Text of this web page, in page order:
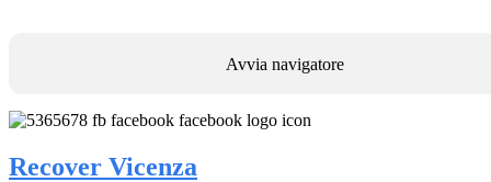
Avvia navigatore
Recover Vicenza